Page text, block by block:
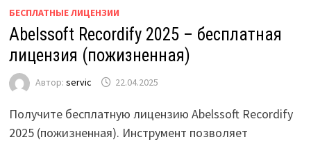
БЕСПЛАТНЫЕ ЛИЦЕНЗИИ
Abelssoft Recordify 2025 – бесплатная
лицензия (пожизненная)
Автор: servic 22.04.2025
Получите бесплатную лицензию Abelssoft Recordify
2025 (пожизненная). Инструмент позволяет